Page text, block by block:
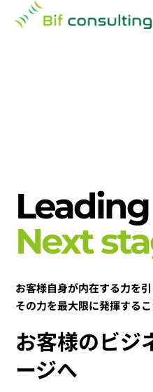
Next
お客様自身が内在する力を引
その力を最大限に発揮する
お客様のビジ
ージへ